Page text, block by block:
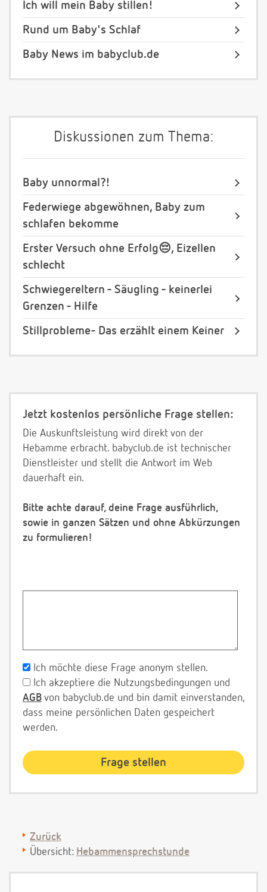
Ich will mein Baby stillen!
Rund um Baby's Schlaf
Baby News im babyclub.de
Diskussionen zum Thema:
Baby unnormal?!
Federwiege abgewöhnen, Baby zum
schlafen bekomme
Erster Versuch ohne Erfolg😔, Eizellen
schlecht
Schwiegereltern - Säugling - keinerlei
Grenzen - Hilfe
Stillprobleme- Das erzählt einem Keiner
Jetzt kostenlos persönliche Frage stellen:
Die Auskunftsleistung wird direkt von der
Hebamme erbracht. babyclub.de ist technischer
Dienstleister und stellt die Antwort im Web
dauerhaft ein.
Bitte achte darauf, deine Frage ausführlich,
sowie in ganzen Sätzen und ohne Abkürzungen
zu formulieren!
Ich möchte diese Frage anonym stellen.
Ich akzeptiere die Nutzungsbedingungen und
AGB von babyclub.de und bin damit einverstanden,
dass meine persönlichen Daten gespeichert
werden.
Zurück
Übersicht: Hebammensprechstunde